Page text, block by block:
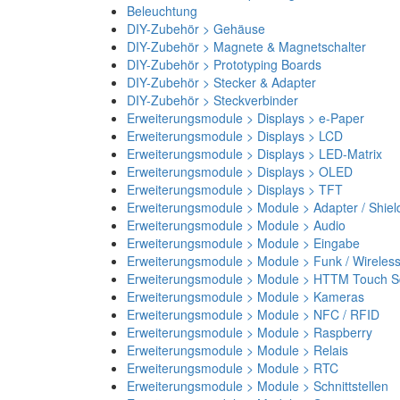
Beleuchtung
DIY-Zubehör > Gehäuse
DIY-Zubehör > Magnete & Magnetschalter
DIY-Zubehör > Prototyping Boards
DIY-Zubehör > Stecker & Adapter
DIY-Zubehör > Steckverbinder
Erweiterungsmodule > Displays > e-Paper
Erweiterungsmodule > Displays > LCD
Erweiterungsmodule > Displays > LED-Matrix
Erweiterungsmodule > Displays > OLED
Erweiterungsmodule > Displays > TFT
Erweiterungsmodule > Module > Adapter /
Erweiterungsmodule > Module > Audio
Erweiterungsmodule > Module > Eingabe
Erweiterungsmodule > Module > Funk / Wireless
Erweiterungsmodule > Module > HTTM Touch
Erweiterungsmodule > Module > Kameras
Erweiterungsmodule > Module > NFC / RFID
Erweiterungsmodule > Module > Raspberry
Erweiterungsmodule > Module > Relais
Erweiterungsmodule > Module > RTC
Erweiterungsmodule > Module > Schnittstellen